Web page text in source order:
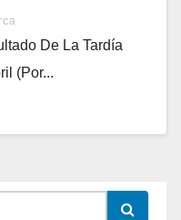
De La Tardía
(por...